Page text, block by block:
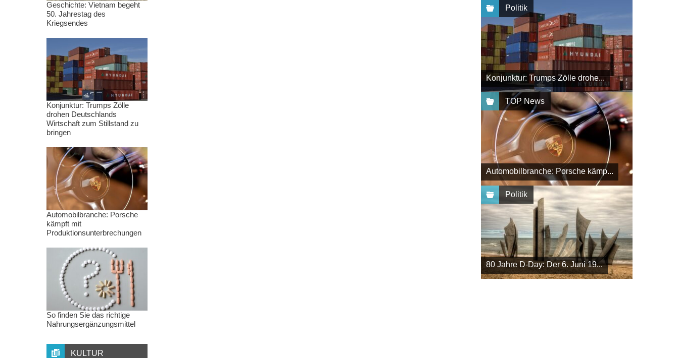
Politik
Konjunktur: Trumps Zölle drohe...
TOP News
Automobilbranche: Porsche kämp...
Politik
80 Jahre D-Day: Der 6. Juni 19...
Geschichte: Vietnam begeht
50. Jahrestag des
Kriegsendes
Konjunktur: Trumps Zölle
drohen Deutschlands
Wirtschaft zum Stillstand zu
bringen
Automobilbranche: Porsche
kämpft mit
Produktionsunterbrechungen
So finden Sie das richtige
Nahrungsergänzungsmittel
KULTUR